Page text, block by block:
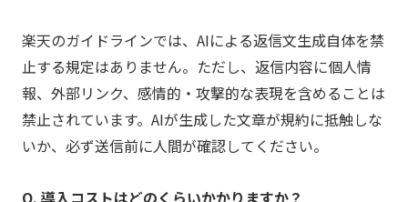
楽天のガイドラインでは、AIによる返信文生成自体を禁
止する規定はありません。ただし、返信内容に個人情
報、外部リンク、感情的・攻撃的な表現を含めることは
禁止されています。AIが生成した文章が規約に抵触しな
いか、必ず送信前に人間が確認してください。
Q. 導入コストはどのくらいかかりますか？